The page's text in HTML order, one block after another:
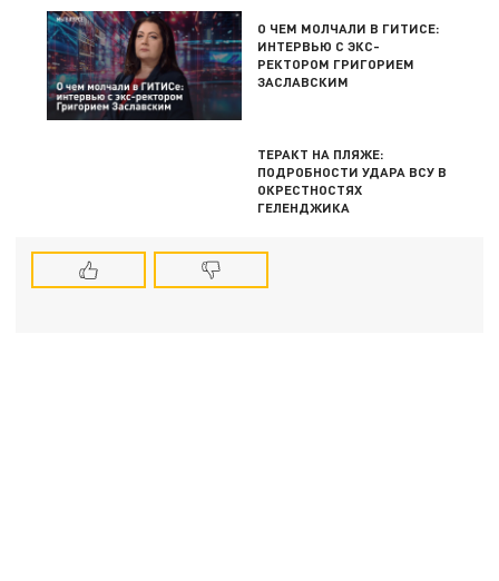
О ЧЕМ МОЛЧАЛИ В ГИТИСЕ:
ИНТЕРВЬЮ С ЭКС-
РЕКТОРОМ ГРИГОРИЕМ
ЗАСЛАВСКИМ
ТЕРАКТ НА ПЛЯЖЕ:
ПОДРОБНОСТИ УДАРА ВСУ В
ОКРЕСТНОСТЯХ
ГЕЛЕНДЖИКА